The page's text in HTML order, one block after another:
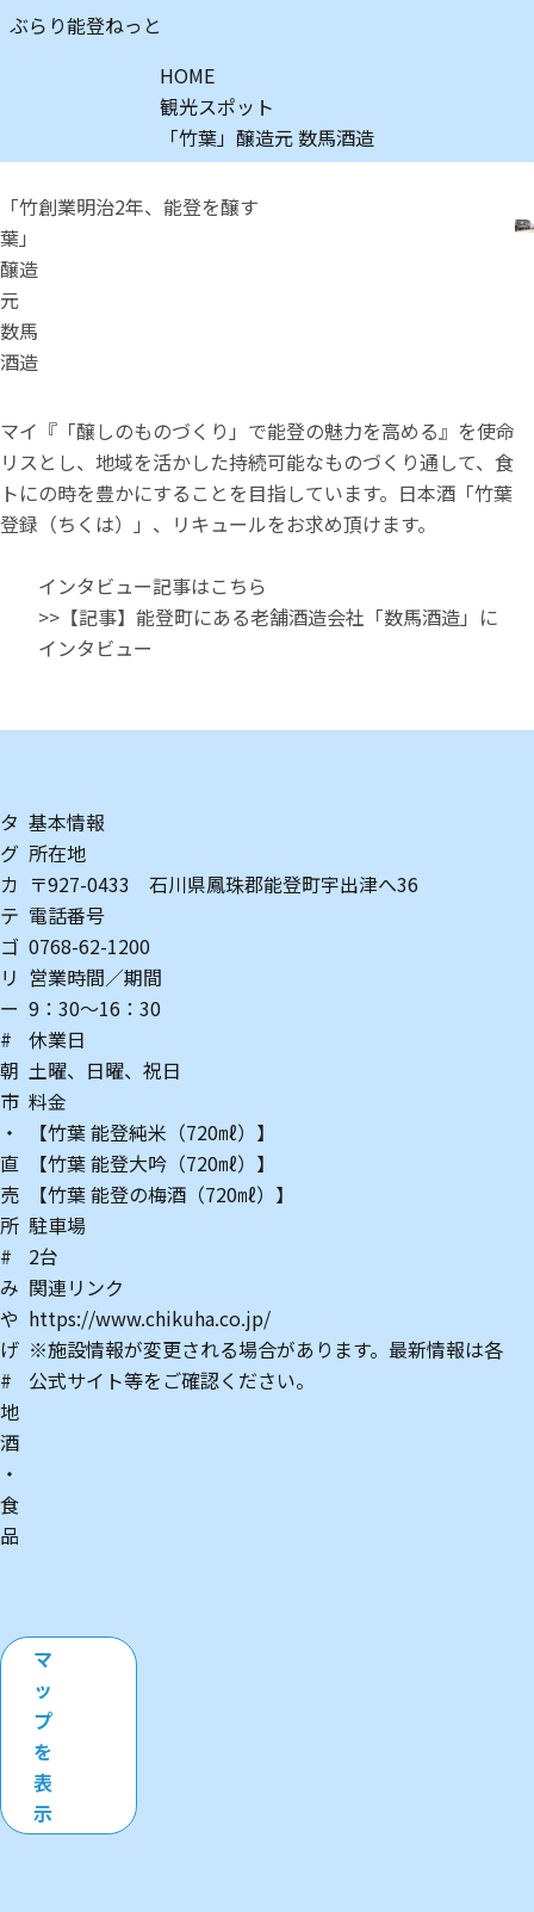
ぶらり能登ねっと
HOME
観光スポット
「竹葉」醸造元 数馬酒造
「竹
葉」
醸造
元
数馬
酒造
創業明治2年、能登を醸す
『「醸しのものづくり」で能登の魅力を高める』を使命
とし、地域を活かした持続可能なものづくり通して、食
の時を豊かにすることを目指しています。日本酒「竹葉
（ちくは）」、リキュールをお求め頂けます。
インタビュー記事はこちら
>> 【記事】能登町にある老舗酒造会社「数馬酒造」に
インタビュー
マイ
リス
トに
登録
タ
グ
カ
テ
ゴ
リ
ー
#
朝
市
・
直
売
所
#
み
や
げ
#
地
酒
・
食
品
基本情報
所在地
〒927-0433 石川県鳳珠郡能登町宇出津へ36
電話番号
0768-62-1200
営業時間／期間
9：30～16：30
休業日
土曜、日曜、祝日
料金
【竹葉 能登純米（720㎖）】
【竹葉 能登大吟（720㎖）】
【竹葉 能登の梅酒（720㎖）】
駐車場
2台
関連リンク
https://www.chikuha.co.jp/
※施設情報が変更される場合があります。最新情報は各
公式サイト等をご確認ください。
マ
ッ
プ
を
表
示